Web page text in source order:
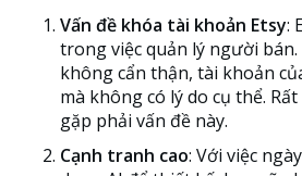
Vấn đề khóa tài khoản Etsy:
trong việc quản lý người
không cẩn thận, tài khoản
mà không có lý do cụ thể.
gặp phải vấn đề này.
Cạnh tranh cao: Với việc